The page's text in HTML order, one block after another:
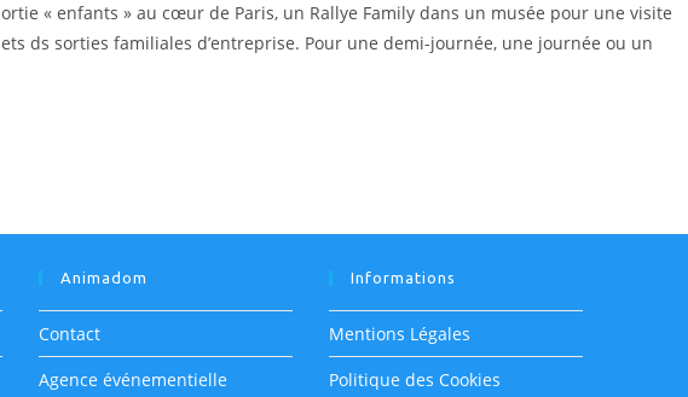
« enfants » au cœur de Paris, un Rallye Family dans un musée pour une visite
ds sorties familiales d’entreprise. Pour une demi-journée, une journée ou un
Animadom
Contact
Agence événementielle
Informations
Mentions Légales
Politique des Cookies